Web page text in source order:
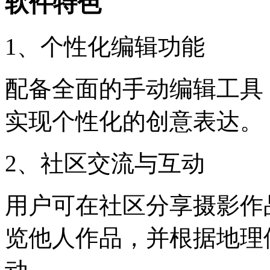
1、个性化编辑功能
配备全面的手动编辑工
实现个性化的创意表达。
2、社区交流与互动
用户可在社区分享摄影
览他人作品，并根据地